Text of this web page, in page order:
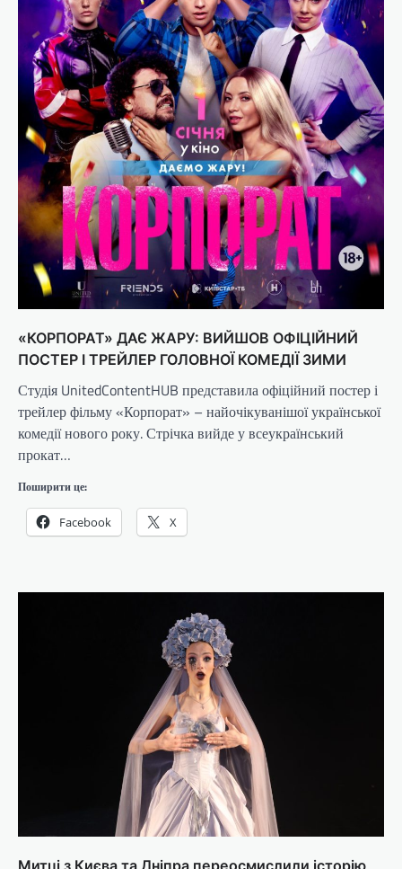
«КОРПОРАТ» ДАЄ ЖАРУ: ВИЙШОВ ОФІЦІЙНИЙ
ПОСТЕР І ТРЕЙЛЕР ГОЛОВНОЇ КОМЕДІЇ ЗИМИ
Студія UnitedContentHUB представила офіційний постер і
трейлер фільму «Корпорат» – найочікуванішої української
комедії нового року. Стрічка вийде у всеукраїнський
прокат…
Поширити це:
Facebook X
Митці з Києва та Дніпра переосмислили історію